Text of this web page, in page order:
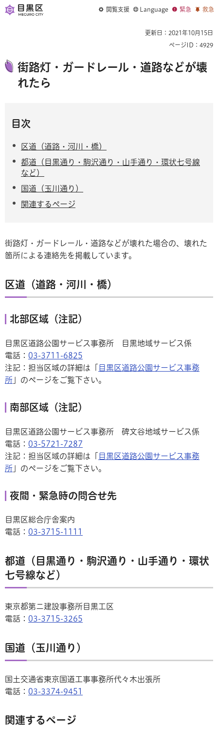
閲覧支援 Language 緊急 救急
更新日：2021年10月15日
ページID：4929
街路灯・ガードレール・道路などが壊
れたら
目次
区道（道路・河川・橋）
都道（目黒通り・駒沢通り・山手通り・環状七号線
など）
国道（玉川通り）
関連するページ
街路灯・ガードレール・道路などが壊れた場合の、壊れた
箇所による連絡先を掲載しています。
区道（道路・河川・橋）
北部区域（注記）
目黒区道路公園サービス事務所 目黒地域サービス係
電話： 03-3711-6825
注記：担当区域の詳細は「
目黒区道路公園サービス事務
所 」のページをご覧下さい。
南部区域（注記）
目黒区道路公園サービス事務所 碑文谷地域サービス係
電話： 03-5721-7287
注記：担当区域の詳細は「
目黒区道路公園サービス事務
所 」のページをご覧下さい。
夜間・緊急時の問合せ先
目黒区総合庁舎案内
電話： 03-3715-1111
都道（目黒通り・駒沢通り・山手通り・環状
七号線など）
東京都第ニ建設事務所目黒工区
電話： 03-3715-3265
国道（玉川通り）
国土交通省東京国道工事事務所代々木出張所
電話： 03-3374-9451
関連するページ